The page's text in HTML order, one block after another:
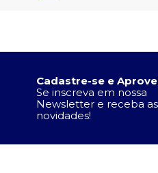
Cadastre-se e
Se inscreva em nossa
Newsletter e receba as
novidades!